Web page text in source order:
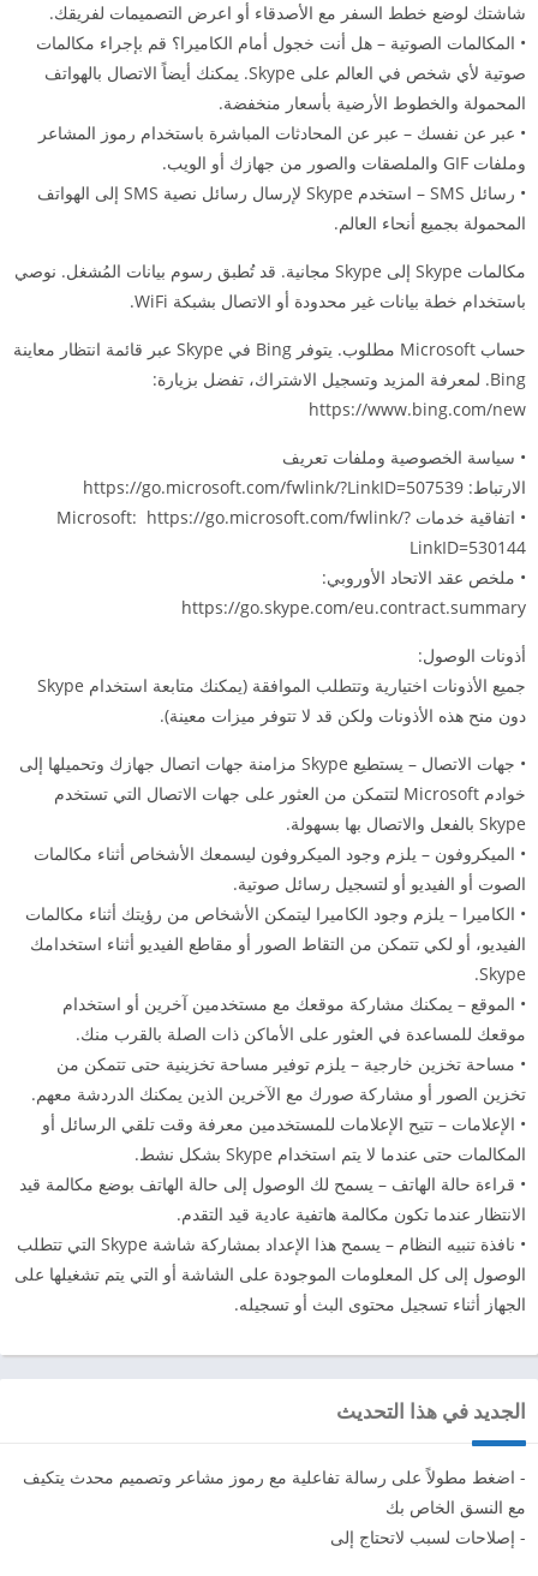
شاشتك لوضع خطط السفر مع الأصدقاء أو اعرض التصميمات لفريقك.
• المكالمات الصوتية – هل أنت خجول أمام الكاميرا؟ قم بإجراء مكالمات
صوتية لأي شخص في العالم على Skype. يمكنك أيضاً الاتصال بالهواتف
المحمولة والخطوط الأرضية بأسعار منخفضة.
• عبر عن نفسك – عبر عن المحادثات المباشرة باستخدام رموز المشاعر
وملفات GIF والملصقات والصور من جهازك أو الويب.
• رسائل SMS – استخدم Skype لإرسال رسائل نصية SMS إلى الهواتف
المحمولة بجميع أنحاء العالم.
مكالمات Skype إلى Skype مجانية. قد تُطبق رسوم بيانات المُشغل. نوصي
باستخدام خطة بيانات غير محدودة أو الاتصال بشبكة WiFi.
حساب Microsoft مطلوب. يتوفر Bing في Skype عبر قائمة انتظار معاينة
Bing. لمعرفة المزيد وتسجيل الاشتراك، تفضل بزيارة:
https://www.bing.com/new
• سياسة الخصوصية وملفات تعريف
الارتباط: https://go.microsoft.com/fwlink/?LinkID=507539
• اتفاقية خدمات Microsoft: https://go.microsoft.com/fwlink/?
LinkID=530144
• ملخص عقد الاتحاد الأوروبي:
https://go.skype.com/eu.contract.summary
أذونات الوصول:
جميع الأذونات اختيارية وتتطلب الموافقة (يمكنك متابعة استخدام Skype
دون منح هذه الأذونات ولكن قد لا تتوفر ميزات معينة).
• جهات الاتصال – يستطيع Skype مزامنة جهات اتصال جهازك وتحميلها إلى
خوادم Microsoft لتتمكن من العثور على جهات الاتصال التي تستخدم
Skype بالفعل والاتصال بها بسهولة.
• الميكروفون – يلزم وجود الميكروفون ليسمعك الأشخاص أثناء مكالمات
الصوت أو الفيديو أو لتسجيل رسائل صوتية.
• الكاميرا – يلزم وجود الكاميرا ليتمكن الأشخاص من رؤيتك أثناء مكالمات
الفيديو، أو لكي تتمكن من التقاط الصور أو مقاطع الفيديو أثناء استخدامك
Skype.
• الموقع – يمكنك مشاركة موقعك مع مستخدمين آخرين أو استخدام
موقعك للمساعدة في العثور على الأماكن ذات الصلة بالقرب منك.
• مساحة تخزين خارجية – يلزم توفير مساحة تخزينية حتى تتمكن من
تخزين الصور أو مشاركة صورك مع الآخرين الذين يمكنك الدردشة معهم.
• الإعلامات – تتيح الإعلامات للمستخدمين معرفة وقت تلقي الرسائل أو
المكالمات حتى عندما لا يتم استخدام Skype بشكل نشط.
• قراءة حالة الهاتف – يسمح لك الوصول إلى حالة الهاتف بوضع مكالمة قيد
الانتظار عندما تكون مكالمة هاتفية عادية قيد التقدم.
• نافذة تنبيه النظام – يسمح هذا الإعداد بمشاركة شاشة Skype التي تتطلب
الوصول إلى كل المعلومات الموجودة على الشاشة أو التي يتم تشغيلها على
الجهاز أثناء تسجيل محتوى البث أو تسجيله.
الجديد في هذا التحديث
- اضغط مطولاً على رسالة تفاعلية مع رموز مشاعر وتصميم محدث يتكيف
مع النسق الخاص بك
- إصلاحات لسبب لاتحتاج إلى